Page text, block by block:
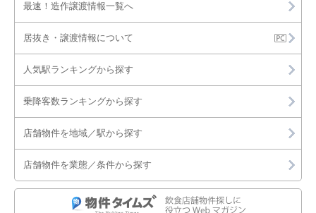
堺市堺区
堺市中区
堺市東区
堺市北区
最速！造作譲渡情報一覧へ
居抜き・譲渡情報について
人気駅ランキングから探す
乗降客数ランキングから探す
店舗物件を地域／駅から探す
店舗物件を業態／条件から探す